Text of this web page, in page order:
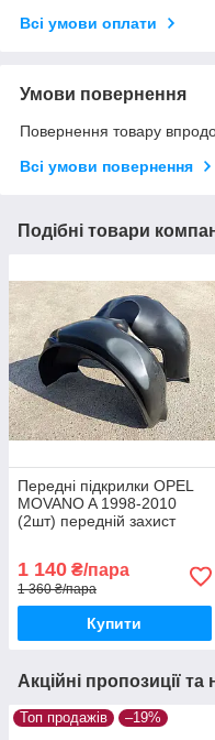
Всі умови оплати
Умови повернення
Повернення товару
Всі умови повернення
Подібні товари
Передні підкрилки OPEL
MOVANO A 1998-2010
(2шт) передній захист
1 140 ₴/пара
1 360 ₴/пара
Купити
Акційні пропозиції та
Топ продажів –19%